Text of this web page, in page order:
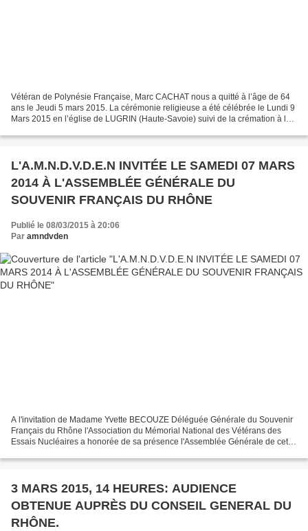
Vétéran de Polynésie Française, Marc CACHAT nous a quitté à l’âge de 64
ans le Jeudi 5 mars 2015. La cérémonie religieuse a été célébrée le Lundi 9
Mars 2015 en l’église de LUGRIN (Haute-Savoie) suivi de la crémation à la
L'A.M.N.D.V.D.E.N INVITÉE LE SAMEDI 07 MARS
2014 À L'ASSEMBLÉE GÉNÉRALE DU
SOUVENIR FRANÇAIS DU RHÔNE
Publié le 08/03/2015 à 20:06
Par amndvden
A l'invitation de Madame Yvette BECOUZE Déléguée Générale du Souvenir
Français du Rhône l'Association du Mémorial National des Vétérans des
Essais Nucléaires a honorée de sa présence l'Assemblée Générale de cette
3 MARS 2015, 14 HEURES: AUDIENCE
OBTENUE AUPRÈS DU CONSEIL GENERAL DU
RHÔNE.